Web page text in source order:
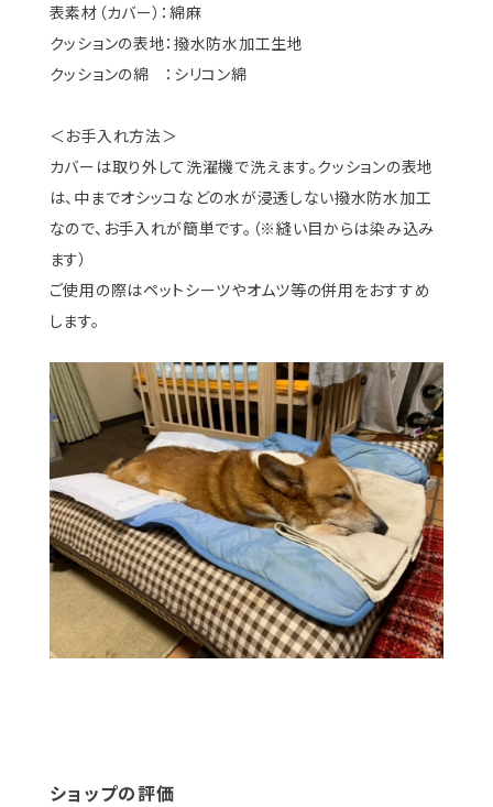
表素材（カバー）：綿麻
クッションの表地：撥水防水加工生地
クッションの綿 ：シリコン綿
＜お手入れ方法＞
カバーは取り外して洗濯機で洗えます。クッションの表地
は、中までオシッコなどの水が浸透しない撥水防水加工
なので、お手入れが簡単です。（※縫い目からは染み込み
ます）
ご使用の際はペットシーツやオムツ等の併用をおすすめ
します。
ショップの評価